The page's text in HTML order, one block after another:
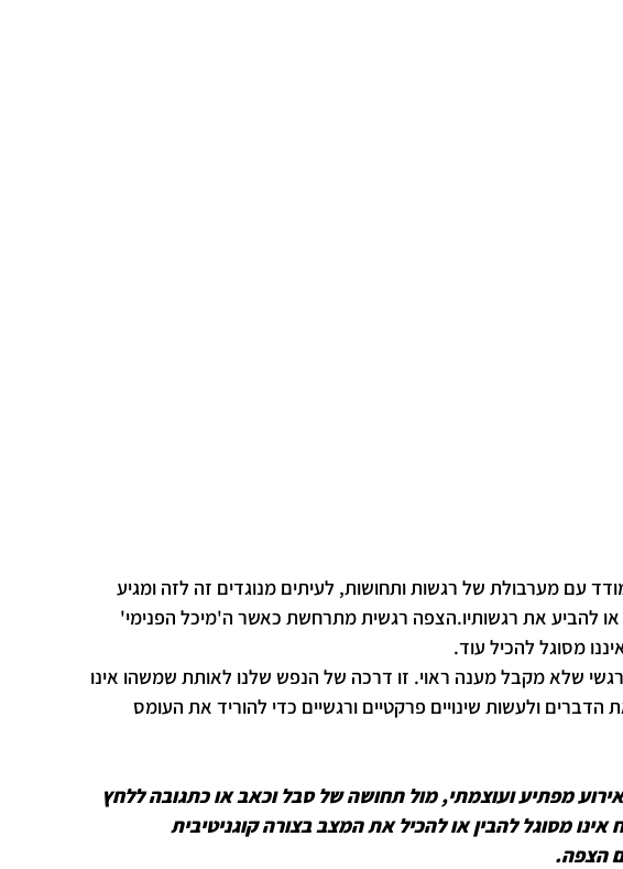
עם מערבולת של רגשות ותחושות, לעיתים מנוגדים זה לזה ומגיע
או להביע את רגשותיו.הצפה רגשית מתרחשת כאשר ה'מיכל הפנימי'
מסוגל להכיל עוד.
שלא מקבל מענה ראוי. זו דרכה של הנפש שלנו לאותת שמשהו אינו
הדברים ולעשות שינויים פרקטיים ורגשיים כדי להוריד את העומס
מפתיע ועוצמתי, מול תחושה של סבל וכאב או כתגובה ללחץ
מסוגל להבין או להכיל את המצב בצורה קוגניטיבית
הצפה.